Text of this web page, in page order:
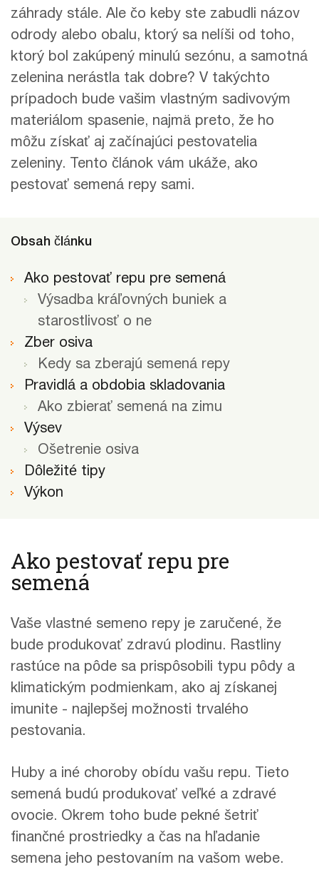
záhrady stále. Ale čo keby ste zabudli názov
odrody alebo obalu, ktorý sa nelíši od toho,
ktorý bol zakúpený minulú sezónu, a samotná
zelenina nerástla tak dobre? V takýchto
prípadoch bude vašim vlastným sadivovým
materiálom spasenie, najmä preto, že ho
môžu získať aj začínajúci pestovatelia
zeleniny. Tento článok vám ukáže, ako
pestovať semená repy sami.
Obsah článku
Ako pestovať repu pre semená
Výsadba kráľovných buniek a
starostlivosť o ne
Zber osiva
Kedy sa zberajú semená repy
Pravidlá a obdobia skladovania
Ako zbierať semená na zimu
Výsev
Ošetrenie osiva
Dôležité tipy
Výkon
Ako pestovať repu pre
semená
Vaše vlastné semeno repy je zaručené, že
bude produkovať zdravú plodinu. Rastliny
rastúce na pôde sa prispôsobili typu pôdy a
klimatickým podmienkam, ako aj získanej
imunite - najlepšej možnosti trvalého
pestovania.
Huby a iné choroby obídu vašu repu. Tieto
semená budú produkovať veľké a zdravé
ovocie. Okrem toho bude pekné šetriť
finančné prostriedky a čas na hľadanie
semena jeho pestovaním na vašom webe.